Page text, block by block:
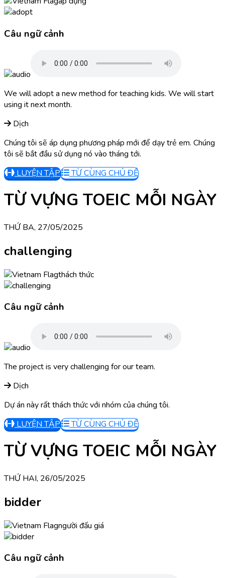
Câu ngữ cảnh
We will adopt a new method for teaching kids. We will start
using it next month.
Dịch
Chúng tôi sẽ áp dụng phương pháp mới để dạy trẻ em. Chúng
tôi sẽ bắt đầu sử dụng nó vào tháng tới.
LUYỆN TẬP
TỪ CÙNG CHỦ ĐỀ
TỪ VỰNG TOEIC MỖI NGÀY
THỨ BA, 27/05/2025
challenging
thách thức
Câu ngữ cảnh
The project is very challenging for our team.
Dịch
Dự án này rất thách thức với nhóm của chúng tôi.
LUYỆN TẬP
TỪ CÙNG CHỦ ĐỀ
TỪ VỰNG TOEIC MỖI NGÀY
THỨ HAI, 26/05/2025
bidder
người đấu giá
Câu ngữ cảnh